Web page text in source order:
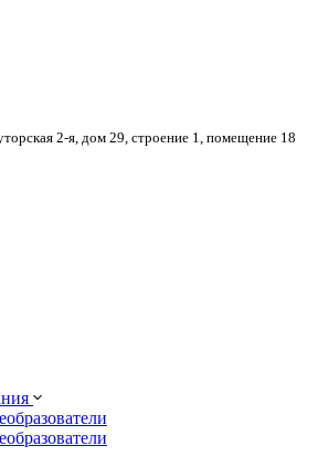
2-я, дом 29, строение 1, помещение 18